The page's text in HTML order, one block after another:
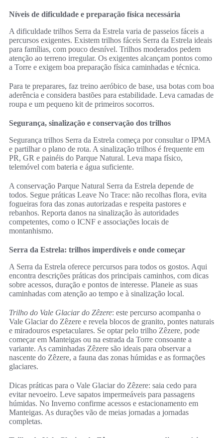
Níveis de dificuldade e preparação física necessária
A dificuldade trilhos Serra da Estrela varia de passeios fáceis a
percursos exigentes. Existem trilhos fáceis Serra da Estrela ideais
para famílias, com pouco desnível. Trilhos moderados pedem
atenção ao terreno irregular. Os exigentes alcançam pontos como
a Torre e exigem boa preparação física caminhadas e técnica.
Para te preparares, faz treino aeróbico de base, usa botas com boa
aderência e considera bastões para estabilidade. Leva camadas de
roupa e um pequeno kit de primeiros socorros.
Segurança, sinalização e conservação dos trilhos
Segurança trilhos Serra da Estrela começa por consultar o IPMA
e partilhar o plano de rota. A sinalização trilhos é frequente em
PR, GR e painéis do Parque Natural. Leva mapa físico,
telemóvel com bateria e água suficiente.
A conservação Parque Natural Serra da Estrela depende de
todos. Segue práticas Leave No Trace: não recolhas flora, evita
fogueiras fora das zonas autorizadas e respeita pastores e
rebanhos. Reporta danos na sinalização às autoridades
competentes, como o ICNF e associações locais de
montanhismo.
Serra da Estrela: trilhos imperdíveis e onde começar
A Serra da Estrela oferece percursos para todos os gostos. Aqui
encontra descrições práticas dos principais caminhos, com dicas
sobre acessos, duração e pontos de interesse. Planeie as suas
caminhadas com atenção ao tempo e à sinalização local.
Trilho do Vale Glaciar do Zêzere: este percurso acompanha o
Vale Glaciar do Zêzere e revela blocos de granito, pontes naturais
e miradouros espetaculares. Se optar pelo trilho Zêzere, pode
começar em Manteigas ou na estrada da Torre consoante a
variante. As caminhadas Zêzere são ideais para observar a
nascente do Zêzere, a fauna das zonas húmidas e as formações
glaciares.
Dicas práticas para o Vale Glaciar do Zêzere: saia cedo para
evitar nevoeiro. Leve sapatos impermeáveis para passagens
húmidas. No Inverno confirme acessos e estacionamento em
Manteigas. As durações vão de meias jornadas a jornadas
completas.